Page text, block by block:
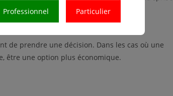
les coûts de location peuvent
ou d’occasion.
de prendre une décision. Dans les cas où une
être une option plus économique.
Professionnel Particulier